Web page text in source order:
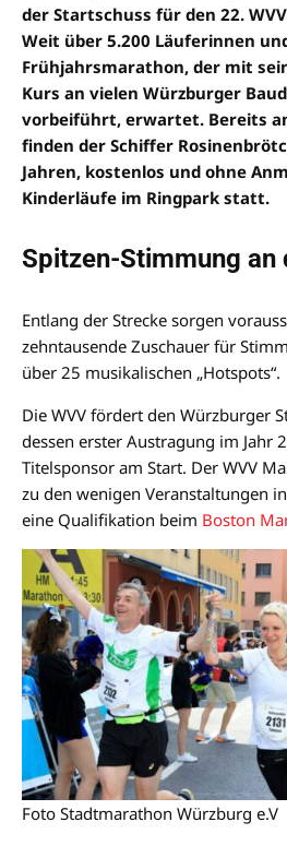
der Startschuss für den 22.
Weit über 5.200 Läuferinnen
Frühjahrsmarathon, der mit
Kurs an vielen Würzburger
vorbeiführt, erwartet. Bereits
finden der Schiffer
Jahren, kostenlos und ohne
Kinderläufe im Ringpark statt.
Spitzen-Stimmung an
Entlang der Strecke sorgen
zehntausende Zuschauer für
über 25 musikalischen „Hotspots“.
Die WVV fördert den Würzburger
dessen erster Austragung im Jahr
Titelsponsor am Start. Der WVV
zu den wenigen Veranstaltungen
eine Qualifikation beim Boston
Foto Stadtmarathon Würzburg e.V